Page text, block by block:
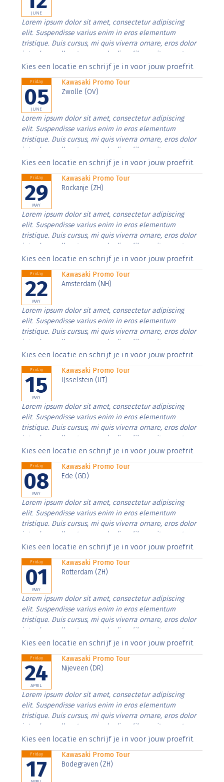
JUNE
Lorem ipsum dolor sit amet, consectetur adipiscing
elit. Suspendisse varius enim in eros elementum
tristique. Duis cursus, mi quis viverra ornare, eros dolor
interdum nulla, ut commodo diam libero vitae erat.
Aenean faucibus nibh et justo cursus id rutrum lorem
Kies een locatie en schrijf je in voor jouw proefrit
Friday
05
JUNE
Kawasaki Promo Tour
Zwolle (OV)
Lorem ipsum dolor sit amet, consectetur adipiscing
elit. Suspendisse varius enim in eros elementum
tristique. Duis cursus, mi quis viverra ornare, eros dolor
interdum nulla, ut commodo diam libero vitae erat.
Aenean faucibus nibh et justo cursus id rutrum lorem
Kies een locatie en schrijf je in voor jouw proefrit
Friday
29
MAY
Kawasaki Promo Tour
Rockanje (ZH)
Lorem ipsum dolor sit amet, consectetur adipiscing
elit. Suspendisse varius enim in eros elementum
tristique. Duis cursus, mi quis viverra ornare, eros dolor
interdum nulla, ut commodo diam libero vitae erat.
Aenean faucibus nibh et justo cursus id rutrum lorem
Kies een locatie en schrijf je in voor jouw proefrit
Friday
22
MAY
Kawasaki Promo Tour
Amsterdam (NH)
Lorem ipsum dolor sit amet, consectetur adipiscing
elit. Suspendisse varius enim in eros elementum
tristique. Duis cursus, mi quis viverra ornare, eros dolor
interdum nulla, ut commodo diam libero vitae erat.
Aenean faucibus nibh et justo cursus id rutrum lorem
Kies een locatie en schrijf je in voor jouw proefrit
Friday
15
MAY
Kawasaki Promo Tour
IJsselstein (UT)
Lorem ipsum dolor sit amet, consectetur adipiscing
elit. Suspendisse varius enim in eros elementum
tristique. Duis cursus, mi quis viverra ornare, eros dolor
interdum nulla, ut commodo diam libero vitae erat.
Aenean faucibus nibh et justo cursus id rutrum lorem
Kies een locatie en schrijf je in voor jouw proefrit
Friday
08
MAY
Kawasaki Promo Tour
Ede (GD)
Lorem ipsum dolor sit amet, consectetur adipiscing
elit. Suspendisse varius enim in eros elementum
tristique. Duis cursus, mi quis viverra ornare, eros dolor
interdum nulla, ut commodo diam libero vitae erat.
Aenean faucibus nibh et justo cursus id rutrum lorem
Kies een locatie en schrijf je in voor jouw proefrit
Friday
01
MAY
Kawasaki Promo Tour
Rotterdam (ZH)
Lorem ipsum dolor sit amet, consectetur adipiscing
elit. Suspendisse varius enim in eros elementum
tristique. Duis cursus, mi quis viverra ornare, eros dolor
interdum nulla, ut commodo diam libero vitae erat.
Aenean faucibus nibh et justo cursus id rutrum lorem
Kies een locatie en schrijf je in voor jouw proefrit
Friday
24
APRIL
Kawasaki Promo Tour
Nijeveen (DR)
Lorem ipsum dolor sit amet, consectetur adipiscing
elit. Suspendisse varius enim in eros elementum
tristique. Duis cursus, mi quis viverra ornare, eros dolor
interdum nulla, ut commodo diam libero vitae erat.
Aenean faucibus nibh et justo cursus id rutrum lorem
Kies een locatie en schrijf je in voor jouw proefrit
Friday
17
Kawasaki Promo Tour
Bodegraven (ZH)